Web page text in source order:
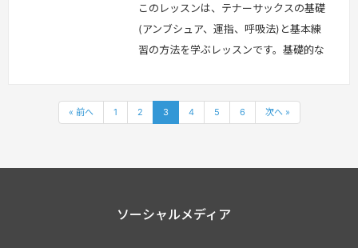
このレッスンは、テナーサックスの基礎
(アンブシュア、運指、呼吸法)と基本練
習の方法を学ぶレッスンです。基礎的な
« 前へ 1 2 3 4 5 6 次へ »
ソーシャルメディア